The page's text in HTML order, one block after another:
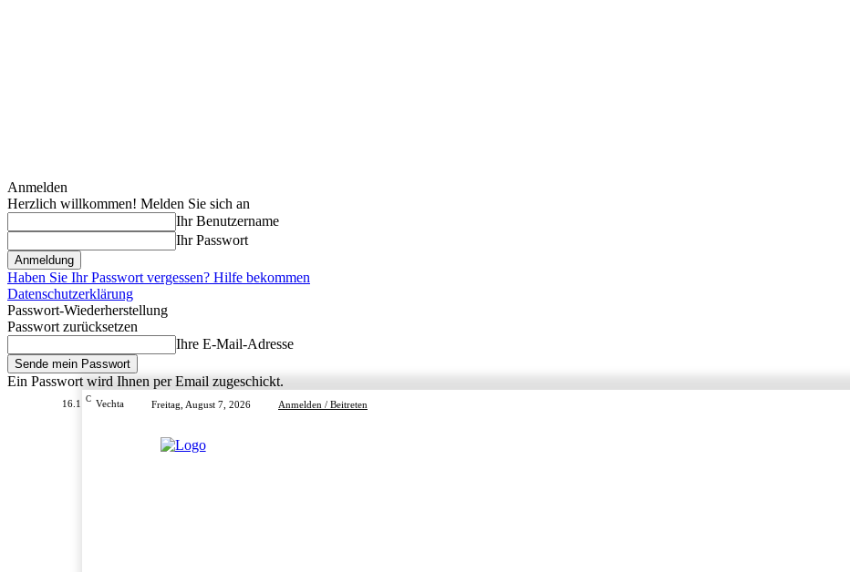
Anmelden
Herzlich willkommen! Melden Sie sich an
Ihr Benutzername
Ihr Passwort
Haben Sie Ihr Passwort vergessen? Hilfe bekommen
Datenschutzerklärung
Passwort-Wiederherstellung
Passwort zurücksetzen
Ihre E-Mail-Adresse
Ein Passwort wird Ihnen per Email zugeschickt.
16.1 C Vechta Freitag, August 7, 2026 Anmelden / Beitreten